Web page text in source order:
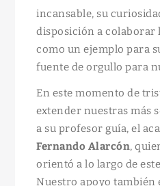
incansable, su
disposición a
como un ejemplo para
fuente de orgullo para
En este momento de
extender nuestras más
a su profesor guía, el
Fernando Alarcón,
orientó a lo largo de
Nuestro apoyo también